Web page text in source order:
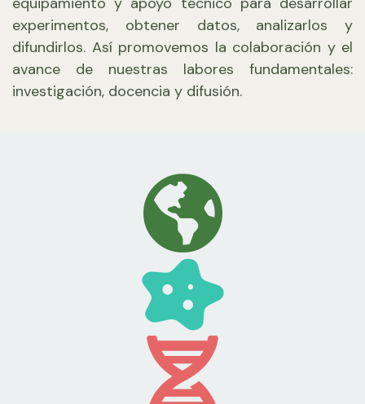
experimentos, obtener datos, analizarlos y
difundirlos. Así promovemos la colaboración y el
avance de nuestras labores fundamentales:
investigación, docencia y difusión.